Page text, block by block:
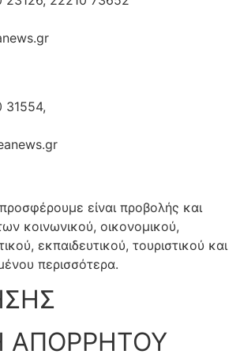
31554,
είναι προβολής και
κοινωνικού, οικονομικού,
εκπαιδευτικού, τουριστικού και
περισσότερα.
ΑΠΟΡΡΗΤΟΥ